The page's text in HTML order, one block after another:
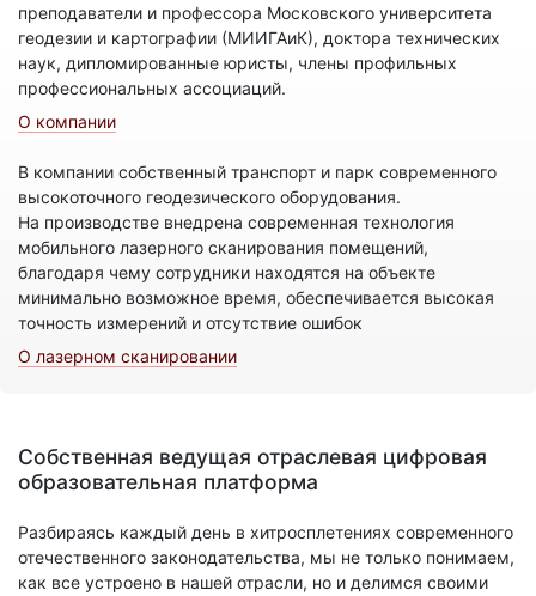
преподаватели и профессора Московского университета
геодезии и картографии (МИИГАиК), доктора технических
наук, дипломированные юристы, члены профильных
профессиональных ассоциаций.
О компании
В компании собственный транспорт и парк современного
высокоточного геодезического оборудования.
На производстве внедрена современная технология
мобильного лазерного сканирования помещений,
благодаря чему сотрудники находятся на объекте
минимально возможное время, обеспечивается высокая
точность измерений и отсутствие ошибок
О лазерном сканировании
Собственная ведущая отраслевая цифровая
образовательная платформа
Разбираясь каждый день в хитросплетениях современного
отечественного законодательства, мы не только понимаем,
как все устроено в нашей отрасли, но и делимся своими